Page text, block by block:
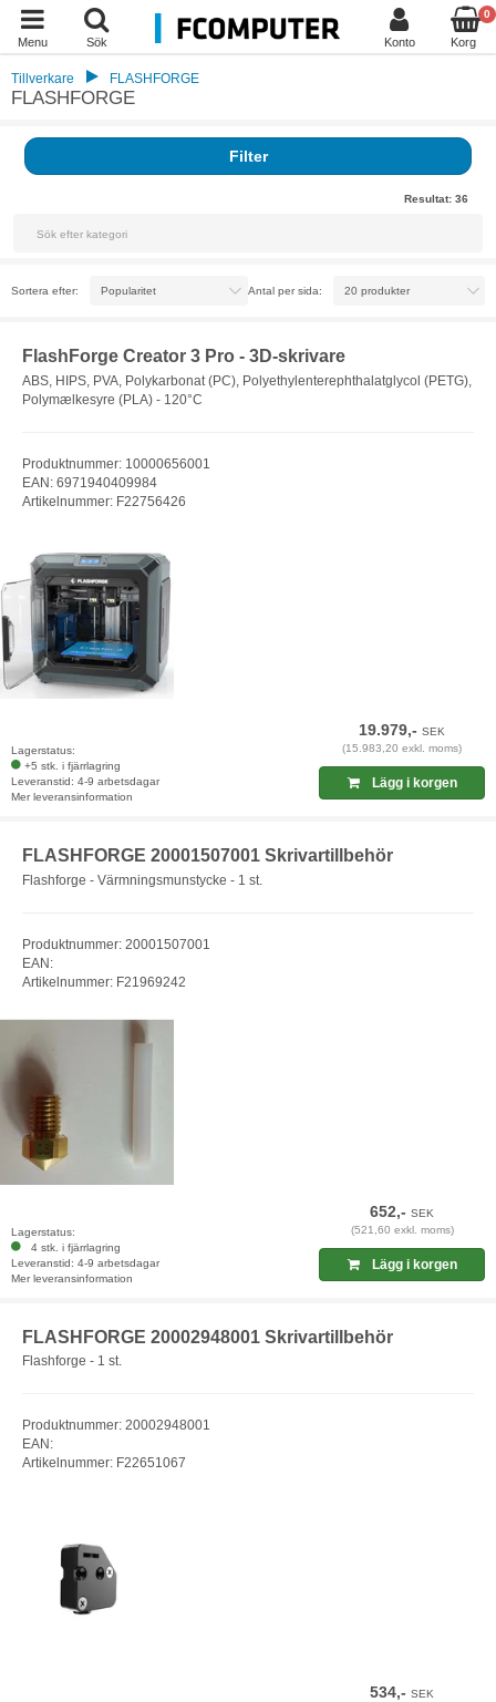
Menu Sök Konto
0
Korg
Tillverkare FLASHFORGE
FLASHFORGE
Filter
Resultat: 36
Sortera efter: Antal per sida:
FlashForge Creator 3 Pro - 3D-skrivare
ABS, HIPS, PVA, Polykarbonat (PC), Polyethylenterephthalatglycol (PETG),
Polymælkesyre (PLA) - 120°C
Produktnummer: 10000656001
EAN: 6971940409984
Artikelnummer: F22756426
Lagerstatus:
+5 stk. i fjärrlagring
Leveranstid: 4-9 arbetsdagar
Mer leveransinformation
19.979,-SEK
(15.983,20 exkl. moms)
Lägg i korgen
FLASHFORGE 20001507001 Skrivartillbehör
Flashforge - Värmningsmunstycke - 1 st.
Produktnummer: 20001507001
EAN:
Artikelnummer: F21969242
Lagerstatus:
4 stk. i fjärrlagring
Leveranstid: 4-9 arbetsdagar
Mer leveransinformation
652,-SEK
(521,60 exkl. moms)
Lägg i korgen
FLASHFORGE 20002948001 Skrivartillbehör
Flashforge - 1 st.
Produktnummer: 20002948001
EAN:
Artikelnummer: F22651067
534,-SEK